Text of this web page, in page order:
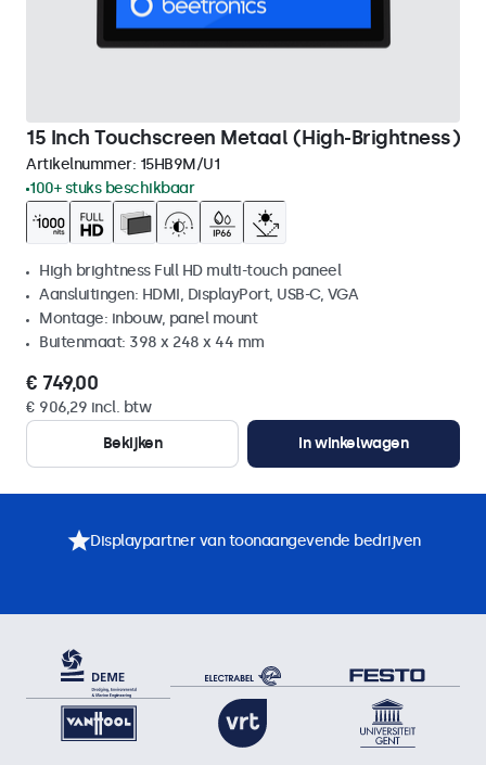
15 Inch Touchscreen Metaal (High-Brightness)
Artikelnummer: 15HB9M/U1
100+ stuks beschikbaar
High brightness Full HD multi-touch paneel
Aansluitingen: HDMI, DisplayPort, USB-C, VGA
Montage: inbouw, panel mount
Buitenmaat: 398 x 248 x 44 mm
€ 749,00
€ 906,29 incl. btw
Bekijken
In winkelwagen
Displaypartner van toonaangevende bedrijven